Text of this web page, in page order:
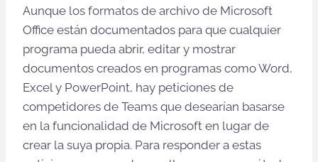
Aunque los formatos de archivo de Microsoft
Office están documentados para que cualquier
programa pueda abrir, editar y mostrar
documentos creados en programas como Word,
Excel y PowerPoint, hay peticiones de
competidores de Teams que desearían basarse
en la funcionalidad de Microsoft en lugar de
crear la suya propia. Para responder a estas